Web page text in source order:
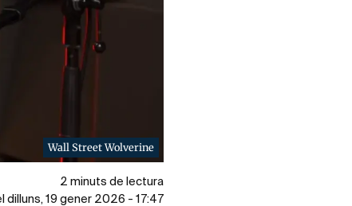
Wall Street Wolverine
2 minuts de lectura
dilluns, 19 gener 2026 - 17:47